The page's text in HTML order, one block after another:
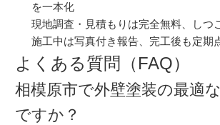
を一本化
現地調査・見積もりは完全無料、しつ
施工中は写真付き報告、完工後も定期
よくある質問（FAQ）
相模原市で外壁塗装の最適
ですか？